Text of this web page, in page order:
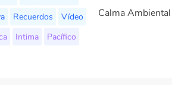
Recuerdos
Vídeo
Intima
Pacífico
Calma